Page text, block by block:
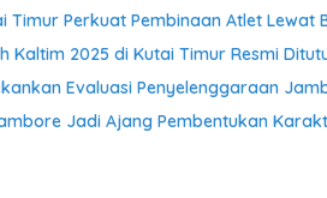
Timur Perkuat Pembinaan Atlet Lewat
Kaltim 2025 di Kutai Timur Resmi
Evaluasi Penyelenggaraan
Jadi Ajang Pembentukan